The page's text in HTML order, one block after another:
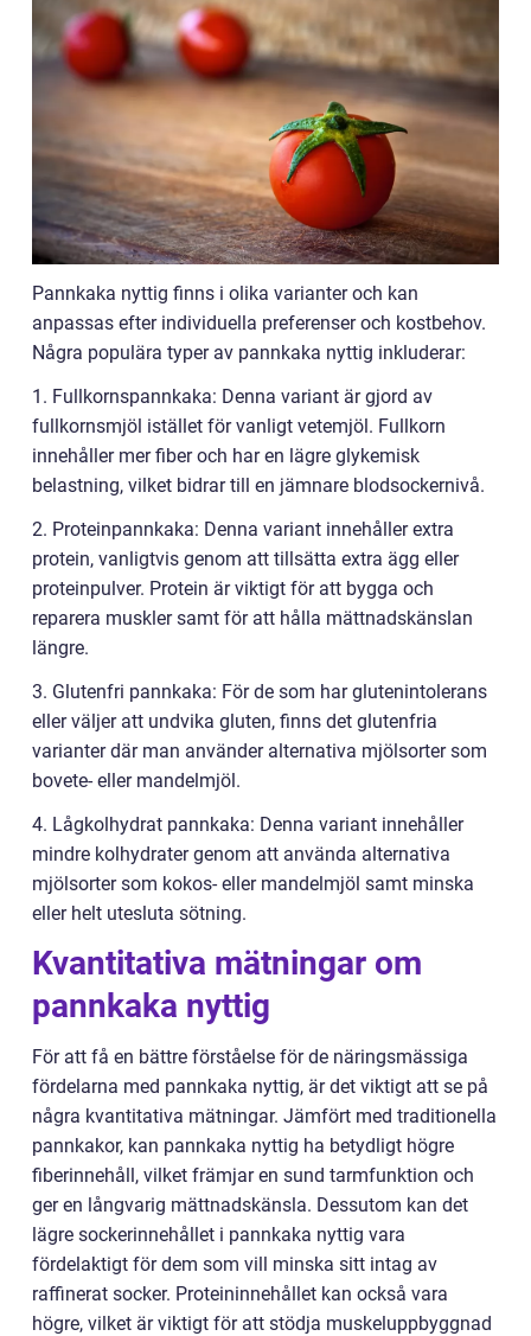
Pannkaka nyttig finns i olika varianter och kan
anpassas efter individuella preferenser och kostbehov.
Några populära typer av pannkaka nyttig inkluderar:
1. Fullkornspannkaka: Denna variant är gjord av
fullkornsmjöl istället för vanligt vetemjöl. Fullkorn
innehåller mer fiber och har en lägre glykemisk
belastning, vilket bidrar till en jämnare blodsockernivå.
2. Proteinpannkaka: Denna variant innehåller extra
protein, vanligtvis genom att tillsätta extra ägg eller
proteinpulver. Protein är viktigt för att bygga och
reparera muskler samt för att hålla mättnadskänslan
längre.
3. Glutenfri pannkaka: För de som har glutenintolerans
eller väljer att undvika gluten, finns det glutenfria
varianter där man använder alternativa mjölsorter som
bovete- eller mandelmjöl.
4. Lågkolhydrat pannkaka: Denna variant innehåller
mindre kolhydrater genom att använda alternativa
mjölsorter som kokos- eller mandelmjöl samt minska
eller helt utesluta sötning.
Kvantitativa mätningar om
pannkaka nyttig
För att få en bättre förståelse för de näringsmässiga
fördelarna med pannkaka nyttig, är det viktigt att se på
några kvantitativa mätningar. Jämfört med traditionella
pannkakor, kan pannkaka nyttig ha betydligt högre
fiberinnehåll, vilket främjar en sund tarmfunktion och
ger en långvarig mättnadskänsla. Dessutom kan det
lägre sockerinnehållet i pannkaka nyttig vara
fördelaktigt för dem som vill minska sitt intag av
raffinerat socker. Proteininnehållet kan också vara
högre, vilket är viktigt för att stödja muskeluppbyggnad